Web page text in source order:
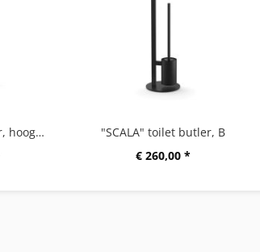
"LINEA" toiletbutler, hoogglanzend
"SCALA" toilet butler, B
€ 260,00 *